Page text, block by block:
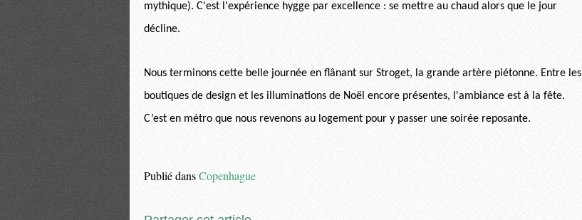
mythique). C'est l'expérience hygge par excellence : se mettre au chaud alors que le jour
décline.
Nous terminons cette belle journée en flânant sur Stroget, la grande artère piétonne. Entre les
boutiques de design et les illuminations de Noël encore présentes, l'ambiance est à la fête.
C’est en métro que nous revenons au logement pour y passer une soirée reposante.
Publié dansCopenhague